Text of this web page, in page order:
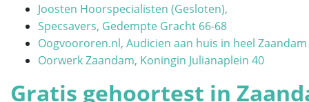
Joosten Hoorspecialisten (Gesloten),
Specsavers, Gedempte Gracht 66-68
Oogvoororen.nl, Audicien aan huis in heel Zaandam
Oorwerk Zaandam, Koningin Julianaplein 40
Gratis gehoortest in